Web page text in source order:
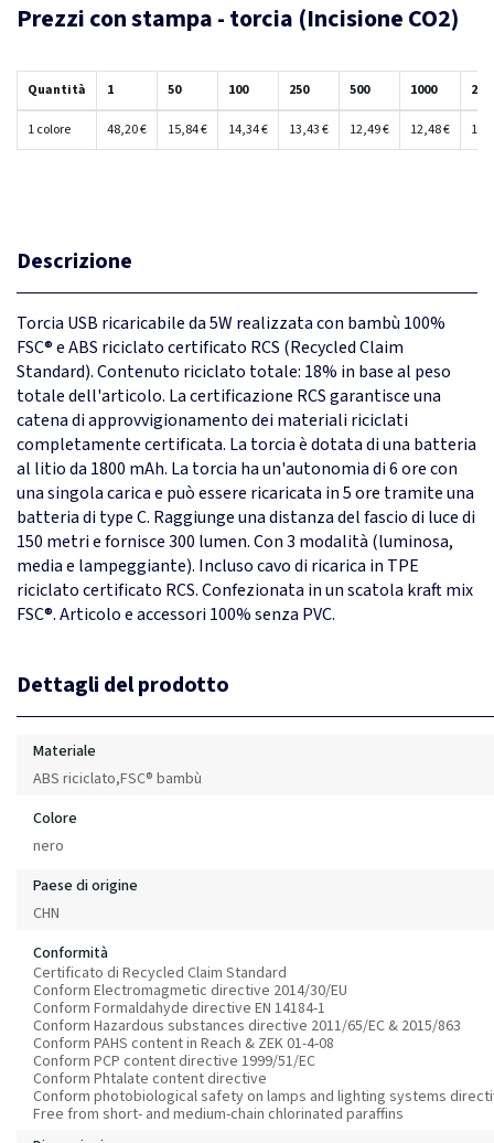
Prezzi con stampa - torcia (Incisione CO2)
Quantità 1 50 100 250 500 1000
1 colore 48,20 € 15,84 € 14,34 € 13,43 € 12,49 € 12,48 €
Descrizione
Torcia USB ricaricabile da 5W realizzata con bambù 100%
FSC® e ABS riciclato certificato RCS (Recycled Claim
Standard). Contenuto riciclato totale: 18% in base al peso
totale dell'articolo. La certificazione RCS garantisce una
catena di approvvigionamento dei materiali riciclati
completamente certificata. La torcia è dotata di una batteria
al litio da 1800 mAh. La torcia ha un'autonomia di 6 ore con
una singola carica e può essere ricaricata in 5 ore tramite una
batteria di type C. Raggiunge una distanza del fascio di luce di
150 metri e fornisce 300 lumen. Con 3 modalità (luminosa,
media e lampeggiante). Incluso cavo di ricarica in TPE
riciclato certificato RCS. Confezionata in un scatola kraft mix
FSC®. Articolo e accessori 100% senza PVC.
Dettagli del prodotto
Materiale
ABS riciclato,FSC® bambù
Colore
nero
Paese di origine
CHN
Conformità
Certificato di Recycled Claim Standard
Conform Electromagmetic directive 2014/30/EU
Conform Formaldahyde directive EN 14184-1
Conform Hazardous substances directive 2011/65/EC & 2015/863
Conform PAHS content in Reach & ZEK 01-4-08
Conform PCP content directive 1999/51/EC
Conform Phtalate content directive
Conform photobiological safety on lamps and lighting systems
Free from short- and medium-chain chlorinated paraffins